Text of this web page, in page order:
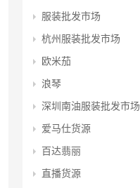
服装批发市场
杭州服装批发市场
欧米茄
浪琴
深圳南油服装批发市场
爱马仕货源
百达翡丽
直播货源